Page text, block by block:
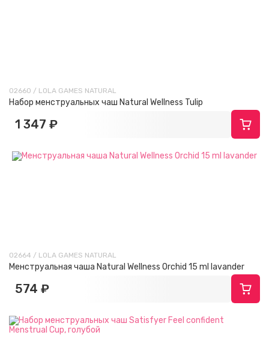
02660 / LOLA GAMES NATURAL
Набор менструальных чаш Natural Wellness Tulip
1 347 ₽
02664 / LOLA GAMES NATURAL
Менструальная чаша Natural Wellness Orchid 15 ml lavander
574 ₽